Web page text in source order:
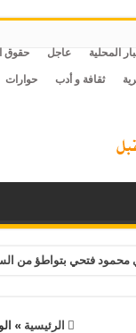
المحلية عاجل حقوق
ثقافة و أدب حوارات
فتحي بتواطؤ من
الرئيسية »